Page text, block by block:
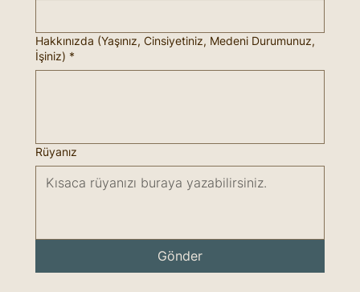
Hakkınızda (Yaşınız, Cinsiyetiniz, Medeni Durumunuz,
İşiniz) *
Rüyanız
Gönder